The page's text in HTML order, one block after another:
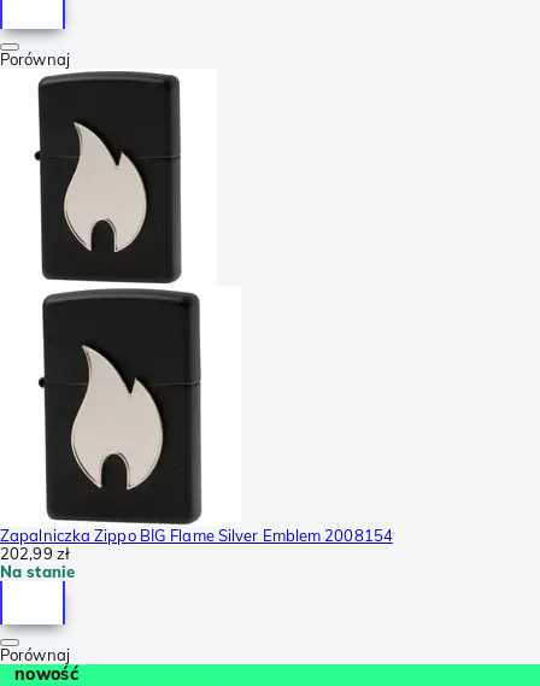
Porównaj
Zapalniczka Zippo BIG Flame Silver Emblem 2008154
202,99 zł
Na stanie
Porównaj
nowość